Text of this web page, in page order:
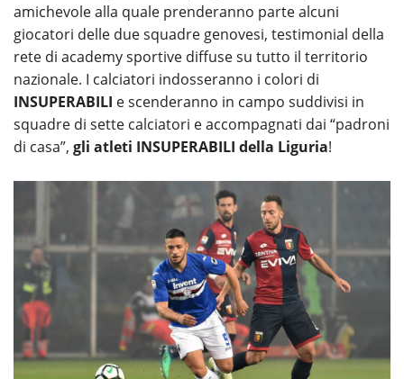
amichevole alla quale prenderanno parte alcuni
giocatori delle due squadre genovesi, testimonial della
rete di academy sportive diffuse su tutto il territorio
nazionale. I calciatori indosseranno i colori di
INSUPERABILI e scenderanno in campo suddivisi in
squadre di sette calciatori e accompagnati dai “padroni
di casa”, gli atleti INSUPERABILI della Liguria!